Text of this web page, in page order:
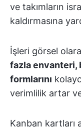
ve takımların
kaldırmasına
İşleri görsel
fazla envanteri,
formlarını
verimlilik artar
Kanban kartları